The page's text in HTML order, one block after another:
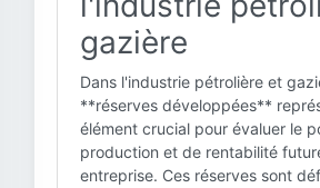
gazière
Dans l'industrie pétrolière et
**réserves développées**
élément crucial pour évaluer le
production et de rentabilité
entreprise. Ces réserves sont